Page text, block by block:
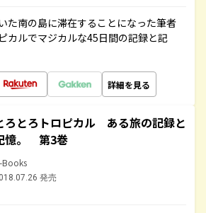
た南の島に滞在することになった筆者
カルでマジカルな45日間の記録と記
詳細を見る
ろとろトロピカル ある旅の記録と
憶。 第3巻
Books
発売